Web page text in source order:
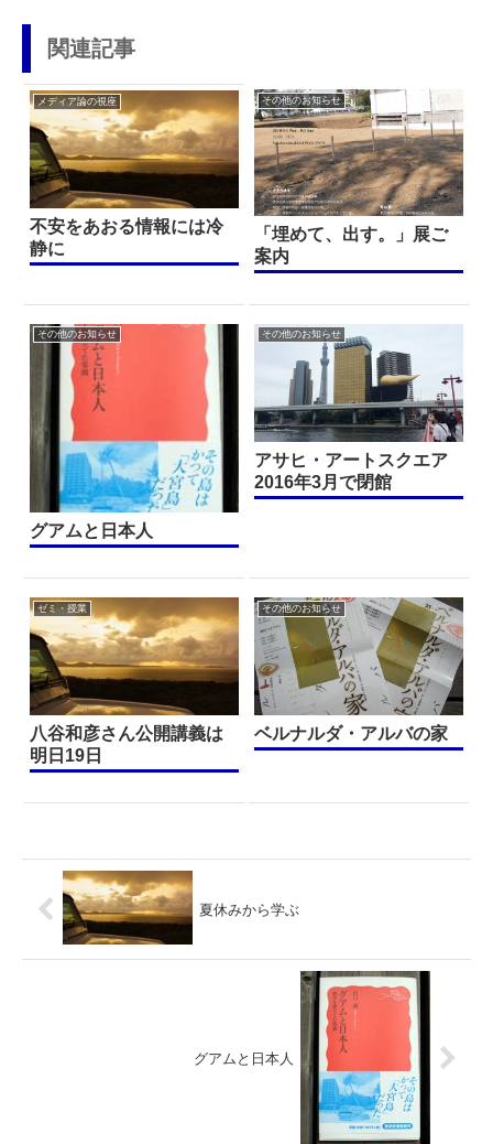
関連記事
メディア論の視座
不安をあおる情報には冷
静に
その他のお知らせ
「埋めて、出す。」展ご
案内
その他のお知らせ
グアムと日本人
その他のお知らせ
アサヒ・アートスクエア
2016年3月で閉館
ゼミ・授業
八谷和彦さん公開講義は
明日19日
その他のお知らせ
ベルナルダ・アルバの家
夏休みから学ぶ
グアムと日本人